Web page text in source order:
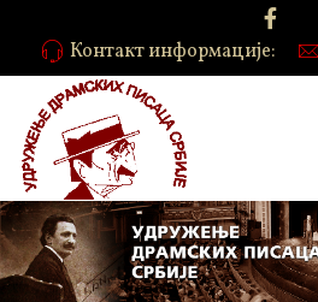
Контакт информације: